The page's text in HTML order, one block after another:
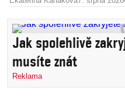
Jak spolehlivě
musíte znát
Reklama